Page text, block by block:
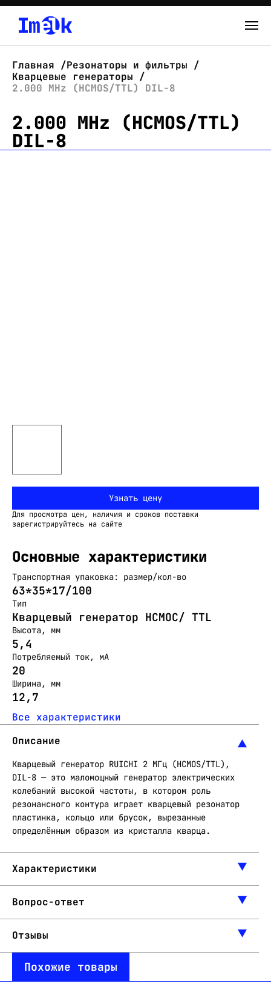
О нас
Новости
Склад
Главная
Резонаторы и фильтры
Кварцевые генераторы
2.000 MHz (HCMOS/TTL) DIL-8
2.000 MHz (HCMOS/TTL)
DIL-8
Узнать цену
Для просмотра цен, наличия и сроков поставки
зарегистрируйтесь на сайте
Основные характеристики
Транспортная упаковка: размер/кол-во
63*35*17/100
Тип
Кварцевый генератор HCMOC/ TTL
Высота, мм
5,4
Потребляемый ток, мА
20
Ширина, мм
12,7
Все характеристики
Описание
Кварцевый генератор RUICHI 2 МГц (HCMOS/TTL),
DIL-8 — это маломощный генератор электрических
колебаний высокой частоты, в котором роль
резонансного контура играет кварцевый резонатор
пластинка, кольцо или брусок, вырезанные
определённым образом из кристалла кварца.
Характеристики
Вопрос-ответ
Отзывы
Похожие товары